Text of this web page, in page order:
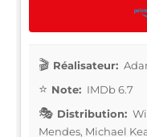
Réalisateur:
Note: IMDb 6.7
Distribution:
Mendes, Michael